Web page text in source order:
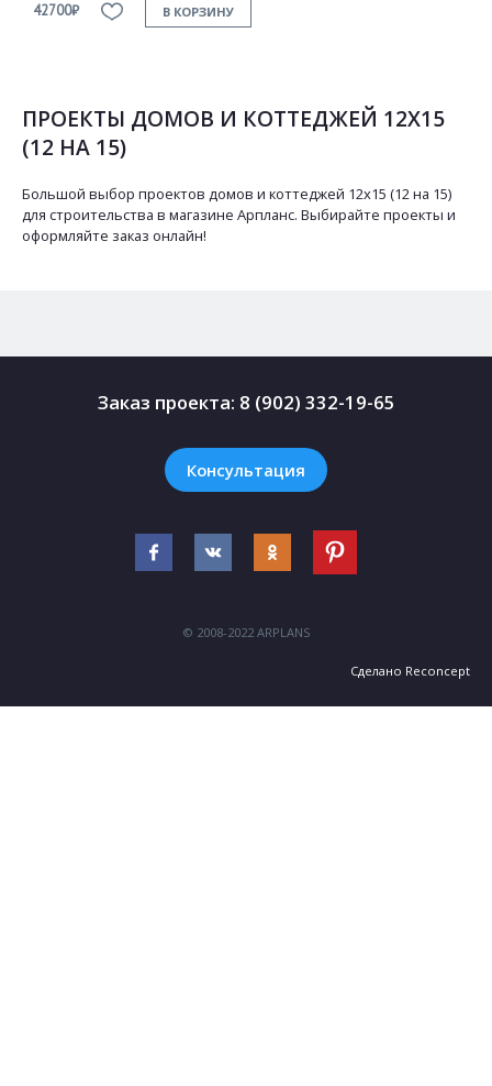
42700₽ В КОРЗИНУ
ПРОЕКТЫ ДОМОВ И КОТТЕДЖЕЙ 12Х15
(12 НА 15)
Большой выбор проектов домов и коттеджей 12х15 (12 на 15)
для строительства в магазине Арпланс. Выбирайте проекты и
оформляйте заказ онлайн!
Заказ проекта: 8 (902) 332-19-65
Консультация
© 2008-2022 ARPLANS
Сделано Reconcept